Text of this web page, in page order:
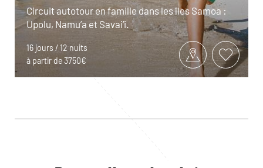
Circuit autotour en famille dans les îles Samoa :
Upolu, Namu’a et Savai’i.
16 jours / 12 nuits
à partir de 3750€